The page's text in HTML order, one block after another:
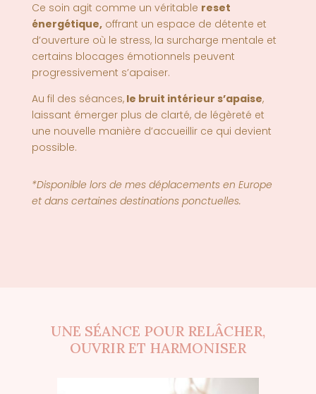
Ce soin agit comme un véritable reset
énergétique,offrant un espace de détente et
d’ouverture où le stress, la surcharge mentale et
certains blocages émotionnels peuvent
progressivement s’apaiser.
Au fil des séances,le bruit intérieur s’apaise,
laissant émerger plus de clarté, de légèreté et
une nouvelle manière d’accueillir ce qui devient
possible.
*Disponible lors de mes déplacements en Europe
et dans certaines destinations ponctuelles.
UNE SÉANCE POUR RELÂCHER,
OUVRIR ET HARMONISER